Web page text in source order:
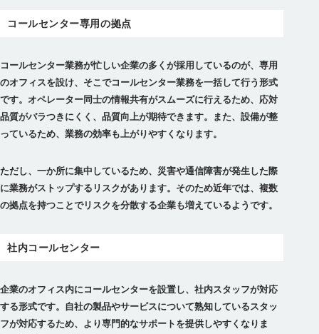
コールセンター専用の拠点
コールセンター業務が忙しい企業の多くが採用しているのが、専用
のオフィスを設け、そこでコールセンター業務を一括して行う形式
です。 オペレーター同士の情報共有がスムーズに行えるため、応対
品質がバラつきにくく、品質向上が期待できます。また、設備が整
っているため、業務の効率も上がりやすくなります。
ただし、一か所に集中しているため、災害や通信障害が発生した際
に業務がストップするリスクがあります。そのため近年では、複数
の拠点を持つことでリスクを分散する企業も増えているようです。
社内コールセンター
企業のオフィス内にコールセンターを設置し、社内スタッフが対応
する形式です。 自社の製品やサービスについて熟知しているスタッ
フが対応するため、より専門的なサポートを提供しやすくなりま